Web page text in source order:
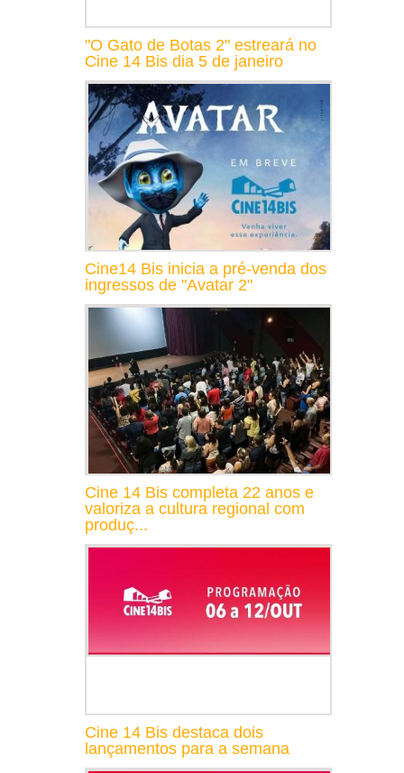
"O Gato de Botas 2" estreará no
Cine 14 Bis dia 5 de janeiro
Cine14 Bis inicia a pré-venda dos
ingressos de "Avatar 2"
Cine 14 Bis completa 22 anos e
valoriza a cultura regional com
produç...
Cine 14 Bis destaca dois
lançamentos para a semana